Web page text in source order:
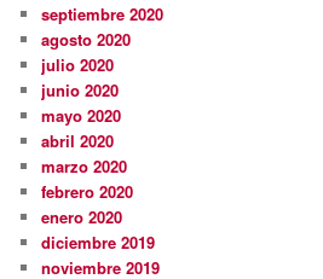
septiembre 2020
agosto 2020
julio 2020
junio 2020
mayo 2020
abril 2020
marzo 2020
febrero 2020
enero 2020
diciembre 2019
noviembre 2019